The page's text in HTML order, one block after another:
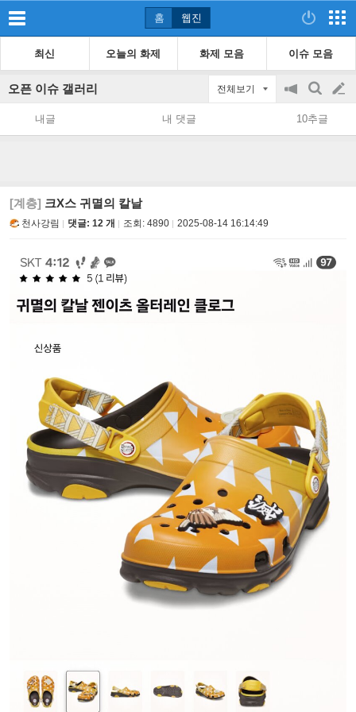
홈 웹진
최신 오늘의 화제 화제 모음 이슈 모음
오픈 이슈 갤러리 전체보기
공
지
on/off
검
색
글
쓰
내글 내 댓글 10추글
[계층] 크X스 귀멸의 칼날
천사강림 댓글: 12 개 조회: 4890 2025-08-14 16:14:49